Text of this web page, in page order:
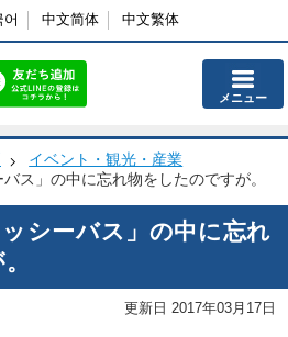
어 中文简体 中文繁体
メニュー
イベント・観光・産業
ス」の中に忘れ物をしたのですが。
シーバス」の中に忘れ
更新日 2017年03月17日